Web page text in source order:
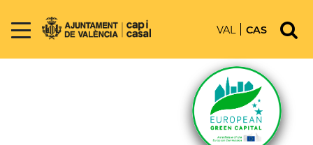
VAL CAS